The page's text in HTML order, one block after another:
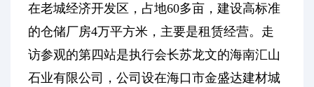
在老城经济开发区，占地60多亩，建设高标准
的仓储厂房4万平方米，主要是租赁经营。走
访参观的第四站是执行会长苏龙文的海南汇山
石业有限公司，公司设在海口市金盛达建材城